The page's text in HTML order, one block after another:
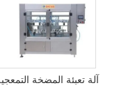
آلة تعبئة المضخة